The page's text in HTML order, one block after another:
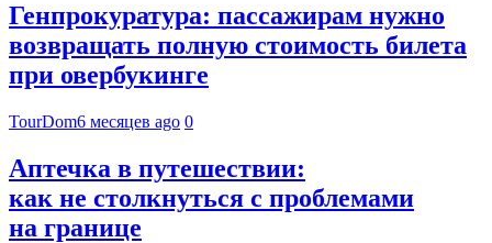
Генпрокуратура: пассажирам нужно
возвращать полную стоимость билета
при овербукинге
TourDom6 месяцев ago 0
Аптечка в путешествии:
как не столкнуться с проблемами
на границе